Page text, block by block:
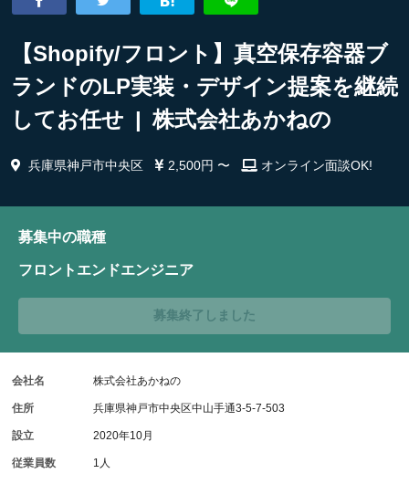
【Shopify/フロント】真空保存容器ブ
ランドのLP実装・デザイン提案を継続
してお任せ | 株式会社あかねの
兵庫県神戸市中央区 2,500円 〜 オンライン面談OK!
募集中の職種
フロントエンドエンジニア
募集終了しました
会社名 株式会社あかねの
住所 兵庫県神戸市中央区中山手通3-5-7-503
設立 2020年10月
従業員数 1人